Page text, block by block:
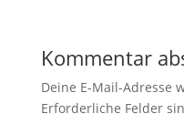
Kommentar
Deine E-Mail-Adresse
Erforderliche Felder